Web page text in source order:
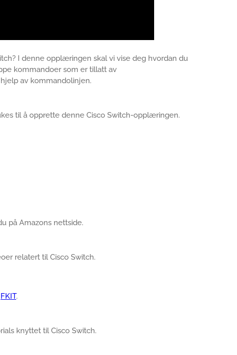
I denne opplæringen skal vi vise deg hvordan du
kommandoer som er tillatt av
av kommandolinjen.
til å opprette denne Cisco Switch-opplæringen.
på Amazons nettside.
relatert til Cisco Switch.
FKIT.
knyttet til Cisco Switch.